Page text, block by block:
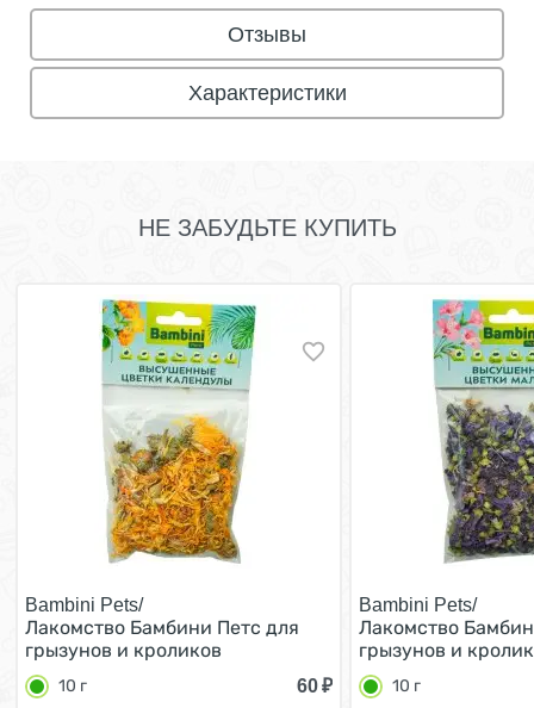
Отзывы
Характеристики
НЕ ЗАБУДЬТЕ КУПИТЬ
Bambini Pets/
Лакомство Бамбини Петс для
грызунов и кроликов
высушенные цветки календулы
10 г 10 г 60₽
Bambini Pets/
Лакомство
грызунов и
высушенные
10 г